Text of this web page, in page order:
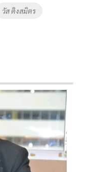
วัส ติงสมิตร